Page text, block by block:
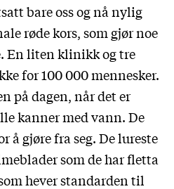
bare oss og nå nylig
røde kors, som gjør noe
En liten klinikk og tre
for 100 000 mennesker.
på dagen, når det er
kanner med vann. De
å gjøre fra seg. De lureste
som de har fletta
hever standarden til